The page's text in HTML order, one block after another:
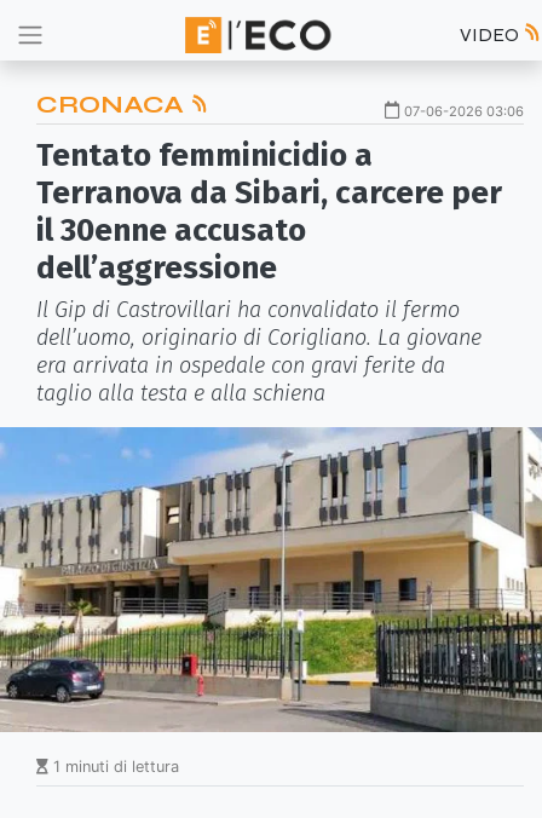
VIDEO
CRONACA 07-06-2026 03:06
Tentato femminicidio a
Terranova da Sibari, carcere per
il 30enne accusato
dell’aggressione
Il Gip di Castrovillari ha convalidato il fermo
dell’uomo, originario di Corigliano. La giovane
era arrivata in ospedale con gravi ferite da
taglio alla testa e alla schiena
1 minuti di lettura